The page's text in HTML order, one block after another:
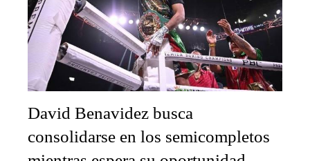
David Benavidez busca
consolidarse en los semicompletos